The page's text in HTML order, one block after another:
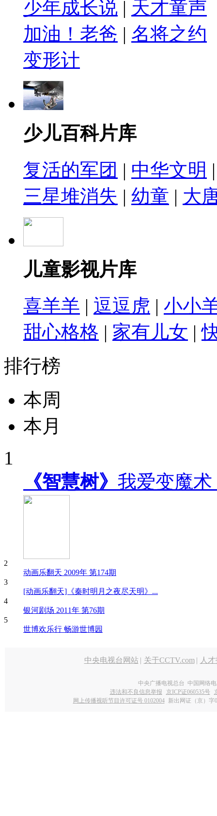
少年成长说 | 天才童声
加油！老爸 | 名将之约
变形计
少儿百科片库
复活的军团 | 中华文明
三星堆消失 | 幼童 | 大
儿童影视片库
喜羊羊 | 逗逗虎 | 小小
甜心格格 | 家有儿女 |
排行榜
本周
本月
1
《智慧树》 我爱变魔
2
动画乐翻天 2009年 第174期
3
[动画乐翻天]《秦时明月之夜尽天明》...
4
银河剧场 2011年 第76期
5
世博欢乐行 畅游世博园
中央电视台网站 | 关于CCTV.com | 人
中央广播电视总台 中国网络
违法和不良信息举报
京ICP证060535号
网上传播视听节目许可证号 0102004 新出网证（京）